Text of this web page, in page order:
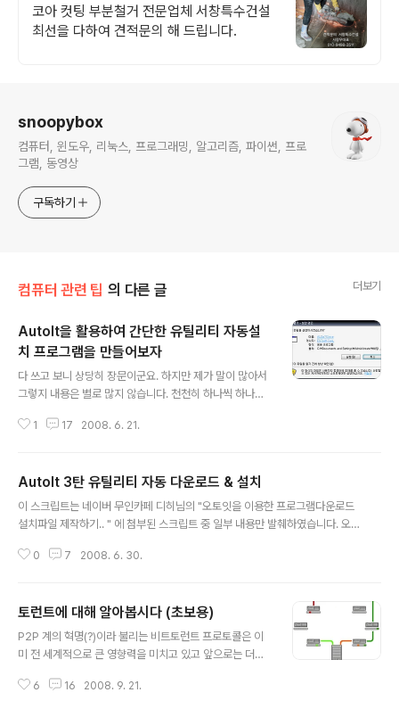
코아 컷팅 부분철거 전문업체 서창특수건설
최선을 다하여 견적문의 해 드립니다.
snoopybox
컴퓨터, 윈도우, 리눅스, 프로그래밍, 알고리즘, 파이썬, 프로
그램, 동영상
구독하기
컴퓨터 관련 팁 의 다른 글 더보기
AutoIt을 활용하여 간단한 유틸리티 자동설
치 프로그램을 만들어보자
다 쓰고 보니 상당히 장문이군요. 하지만 제가 말이 많아서
그렇지 내용은 별로 많지 않습니다. 천천히 하나씩 하나씩
사용법을 배워보겠습니다. 사실 프로그래밍 조금 하신 분
수도 있습니다 ^^ 사실 저는 관련 커맨드를 거의 모르기때
문에 아주 제한적인 것만 보여드리겠습니다. 자세한 사항
은 프로그램 자체의 도움말이나 관련 싸이트에 있습니다.
수 있지 않을까 싶습니다. 이 가이드에선 알집 7.13 버전으
1 17 2008. 6. 21.
AutoIt 3탄 유틸리티 자동 다운로드 & 설치
이 스크립트는 네이버 무인카페 디히님의 "오토잇을 이용한 프로그램다운로드
설치파일 제작하기.. " 에 첨부된 스크립트 중 일부 내용만 발췌하였습니다. 오
은 홈페이지 다운로드 주소가 변경될 경우 무용지물이 된다는 것입니다. 따라서
$downfile = "http://nateondownload.nate.com/download/NATEO
N37.EXE" ;설치 파일 다운로드 주소 입력 $filesize = InetGetSize( $dow
nfile ) DirCreate("C:\sno..
0 7 2008. 6. 30.
토런트에 대해 알아봅시다 (초보용)
P2P 계의 혁명(?)이라 불리는 비트토런트 프로토콜은 이
미 전 세계적으로 큰 영향력을 미치고 있고 앞으로는 더욱
런트에 대해 전혀 모르시거나 들어는 봤지만 별로 관심은
6 16 2008. 9. 21.